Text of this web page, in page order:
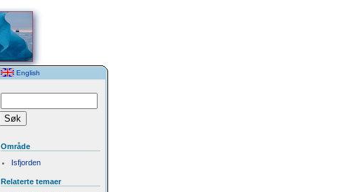
English
Område
Isfjorden
Relaterte temaer